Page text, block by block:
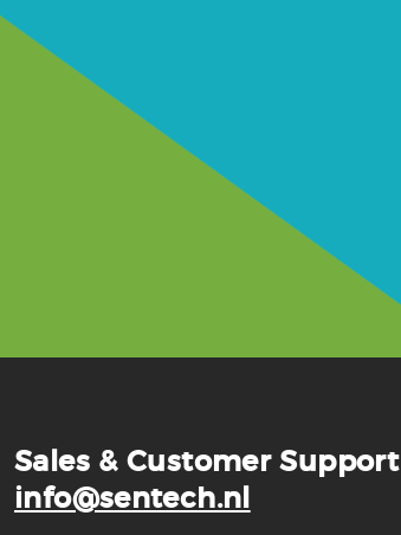
Sales & Customer Support
info@sentech.nl